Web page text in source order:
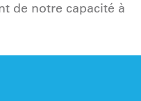
de notre capacité à